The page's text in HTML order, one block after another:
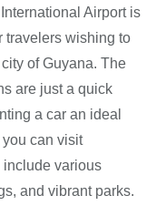
Airport is
travelers wishing to
of Guyana. The
are just a quick
a car an ideal
can visit
include various
and vibrant parks.